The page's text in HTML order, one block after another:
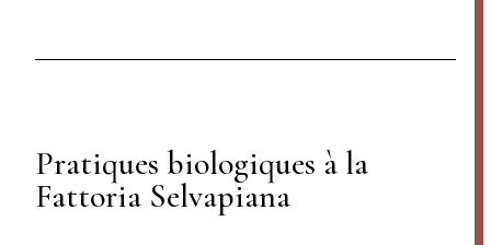
Pratiques biologiques à la
Fattoria Selvapiana